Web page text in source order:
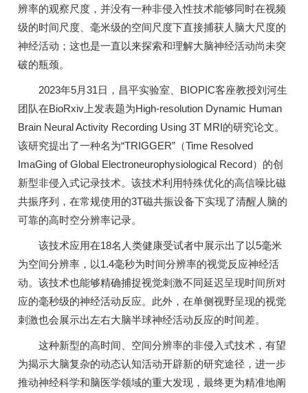
辨率的观察尺度，并没有一种非侵入性技术能够同时在视频
级的时间尺度、毫米级的空间尺度下直接捕获人脑大尺度的
神经活动；这也是一直以来探索和理解大脑神经活动尚未突
破的瓶颈。
2023年5月31日，昌平实验室、BIOPIC客座教授刘河生
团队在BioRxiv上发表题为High-resolution Dynamic Human
Brain Neural Activity Recording Using 3T MRI的研究论文。
该研究提出了一种名为“TRIGGER”（Time Resolved
ImaGing of Global Electroneurophysiological Record）的创
新型非侵入式记录技术。该技术利用特殊优化的高信噪比磁
共振序列，在常规使用的3T磁共振设备下实现了清醒人脑的
可靠的高时空分辨率记录。
该技术应用在18名人类健康受试者中展示出了以5毫米
为空间分辨率，以1.4毫秒为时间分辨率的视觉反应神经活
动。该技术也能够精确捕捉视觉刺激不同延迟呈现时间所对
应的毫秒级的神经活动反应。此外，在单侧视野呈现的视觉
刺激也会展示出左右大脑半球神经活动反应的时间差。
这种新型的高时间、空间分辨率的非侵入式技术，有望
为揭示大脑复杂的动态认知活动开辟新的研究途径，进一步
推动神经科学和脑医学领域的重大发现，最终更为精准地阐